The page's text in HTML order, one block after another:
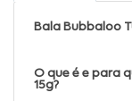
Bala Bubbaloo
O que é e para
15g?